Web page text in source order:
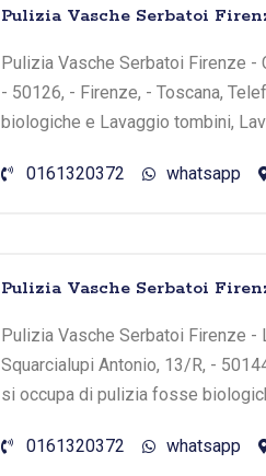
Pulizia Vasche Serbatoi
Pulizia Vasche Serbatoi Firenze -
- 50126, - Firenze, - Toscana,
biologiche e Lavaggio tombini,
0161320372 whatsapp
Pulizia Vasche Serbatoi
Pulizia Vasche Serbatoi Firenze -
Squarcialupi Antonio, 13/R, -
si occupa di pulizia fosse
0161320372 whatsapp